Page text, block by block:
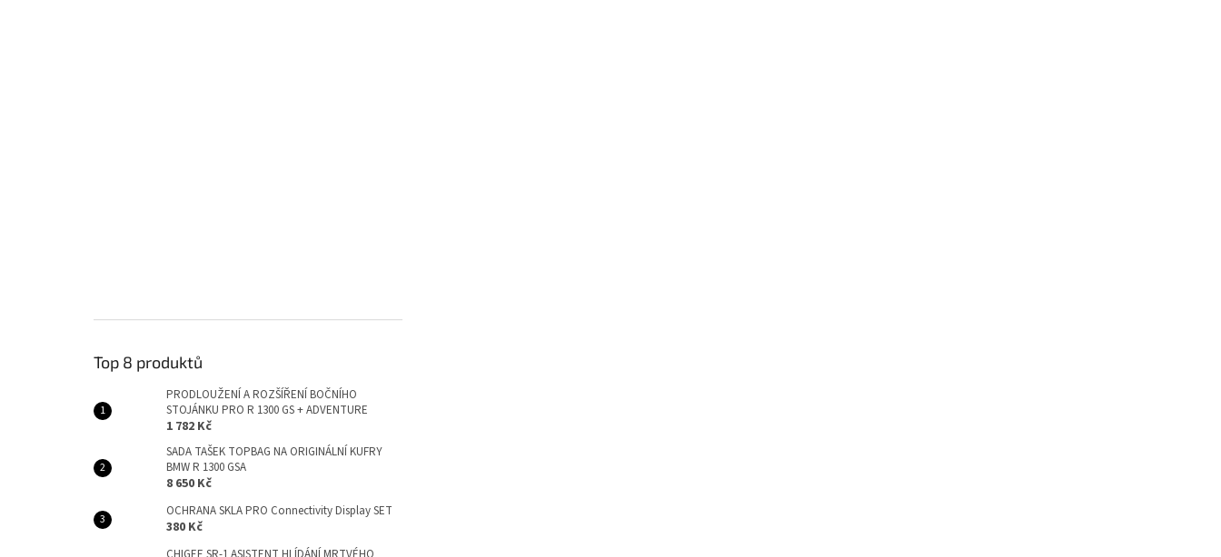
Top 8 produktů
PRODLOUŽENÍ A ROZŠÍŘENÍ BOČNÍHO
STOJÁNKU PRO R 1300 GS + ADVENTURE
1 782 Kč
SADA TAŠEK TOPBAG NA ORIGINÁLNÍ KUFRY
BMW R 1300 GSA
8 650 Kč
OCHRANA SKLA PRO Connectivity Display SET
380 Kč